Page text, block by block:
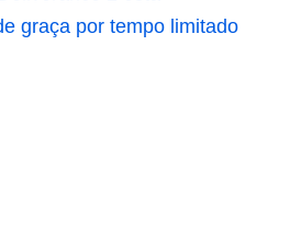
graça por tempo limitado